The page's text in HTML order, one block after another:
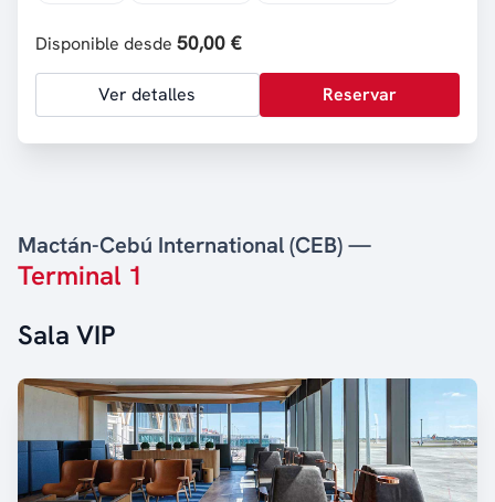
Disponible desde 50,00 €
Ver detalles Reservar
Mactán-Cebú International (CEB) —
Terminal 1
Sala VIP